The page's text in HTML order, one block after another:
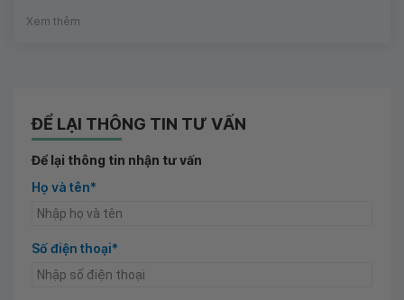
Xem thêm
ĐỂ LẠI THÔNG TIN TƯ VẤN
Để lại thông tin nhận tư vấn
Họ và tên*
Số điện thoại*